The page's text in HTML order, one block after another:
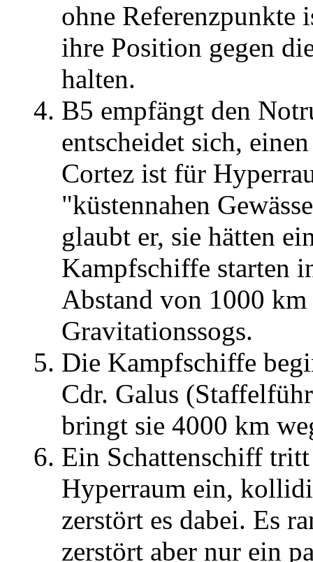
ohne Referenzpunkte
ihre Position gegen
halten.
B5 empfängt den
entscheidet sich,
Cortez ist für
"küstennahen
glaubt er, sie hätten
Kampfschiffe starten
Abstand von 1000
Gravitationssogs.
Die Kampfschiffe
Cdr. Galus
bringt sie 4000 km
Ein Schattenschiff
Hyperraum ein,
zerstört es dabei. Es
zerstört aber nur ein